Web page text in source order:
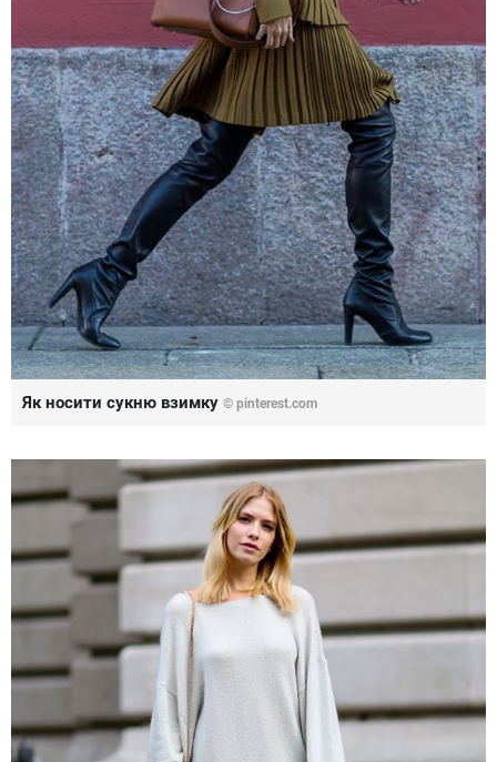
Як носити сукню взимку © pinterest.com